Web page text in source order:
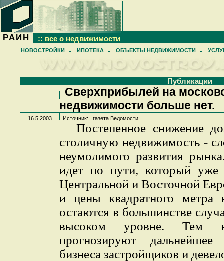
РАИН :: все о недвижимости
НОВОСТРОЙКИ ИПОТЕКА ОБЪЕКТЫ НЕДВИЖИМОСТИ
Публикации
Сверхприбылей на
недвижимости больше нет.
16.5.2003 Источник: газета Ведомости
Постепенное снижение
столичную недвижимость -
неумолимого развития
идет по пути, который уже
Центральной и Восточной
и цены квадратного метра
остаются в большинстве
высоком уровне. Тем
прогнозируют
бизнеса застройщиков и